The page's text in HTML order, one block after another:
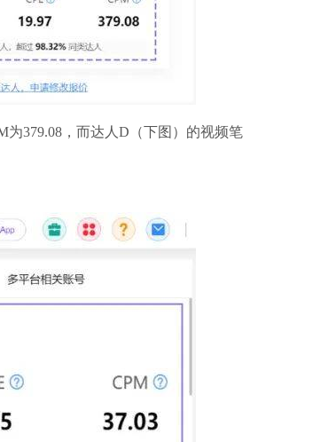
379.08，而达人D（下图）的视频笔